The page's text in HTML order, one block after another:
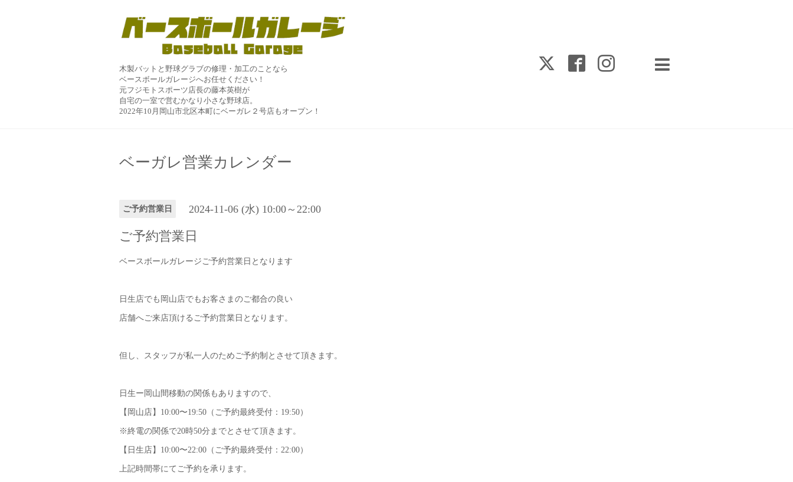
木製バットと野球グラブの修理・加工のことなら
ベースボールガレージへお任せください！
元フジモトスポーツ店長の藤本英樹が
自宅の一室で営むかなり小さな野球店。
2022年10月岡山市北区本町にベーガレ２号店もオープン！
ベーガレ営業カレンダー
ご予約営業日 2024-11-06 (水) 10:00～22:00
ご予約営業日
ベースボールガレージご予約営業日となります
日生店でも岡山店でもお客さまのご都合の良い
店舗へご来店頂けるご予約営業日となります。
但し、スタッフが私一人のためご予約制とさせて頂きます。
日生ー岡山間移動の関係もありますので、
【岡山店】10:00〜19:50（ご予約最終受付：19:50）
※終電の関係で20時50分までとさせて頂きます。
【日生店】10:00〜22:00（ご予約最終受付：22:00）
上記時間帯にてご予約を承ります。